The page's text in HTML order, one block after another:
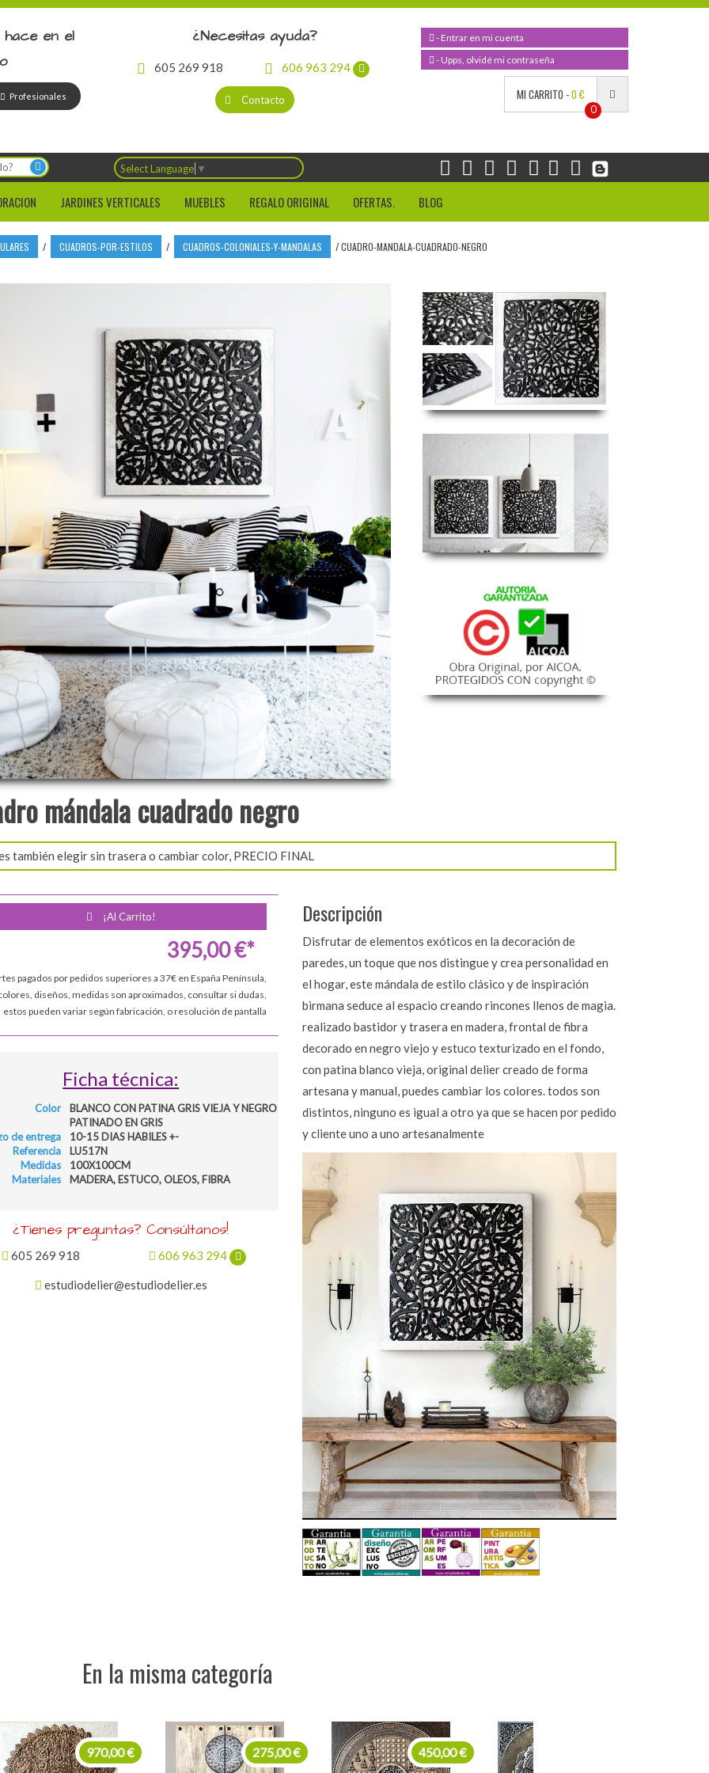
en el
Profesionales
¿Necesitas ayuda?
605 269 918 606 963 294
Contacto
- Entrar en mi cuenta
- Upps, olvidé mi contraseña
MI CARRITO -0 €
0
Select Language ▼
JARDINES VERTICALES MUEBLES REGALO ORIGINAL OFERTAS. BLOG
/ CUADROS-POR-ESTILOS / CUADROS-COLONIALES-Y-MANDALAS /CUADRO-MANDALA-CUADRADO-NEGRO
mándala cuadrado negro
también elegir sin trasera o cambiar color, PRECIO FINAL
¡Al Carrito!
395,00 €*
pagados por pedidos superiores a 37€ en España Península,
diseños, medidas son aproximados, consultar si dudas,
estos pueden variar según fabricación, o resolución de pantalla
Ficha técnica:
Color
BLANCO CON PATINA GRIS VIEJA Y NEGRO
PATINADO EN GRIS
de entrega
10-15 DIAS HABILES +-
Referencia
LU517N
Medidas
100X100CM
Materiales
MADERA, ESTUCO, OLEOS, FIBRA
¿Tienes preguntas? Consúltanos!
605 269 918 606 963 294
estudiodelier@estudiodelier.es
Descripción
Disfrutar de elementos exóticos en la decoración de
paredes, un toque que nos distingue y crea personalidad en
el hogar, este mándala de estilo clásico y de inspiración
birmana seduce al espacio creando rincones llenos de magia.
realizado bastidor y trasera en madera, frontal de fibra
decorado en negro viejo y estuco texturizado en el fondo,
con patina blanco vieja, original delier creado de forma
artesana y manual, puedes cambiar los colores. todos son
distintos, ninguno es igual a otro ya que se hacen por pedido
y cliente uno a uno artesanalmente
En la misma categoría
275,00 € 450,00 € 455,00 €